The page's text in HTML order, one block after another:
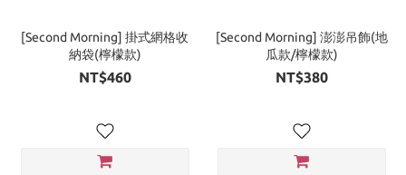
[Second Morning] 掛式網格收
納袋(檸檬款)
NT$460
[Second Morning] 澎澎吊飾(地
瓜款/檸檬款)
NT$380